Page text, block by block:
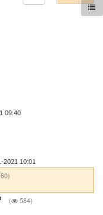
09:40
2021 10:01
( 584)